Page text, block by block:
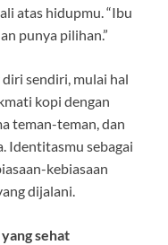
atas hidupmu. “Ibu
punya pilihan.”
sendiri, mulai hal
kopi dengan
teman-teman, dan
Identitasmu sebagai
kebiasaan
dijalani.
sehat